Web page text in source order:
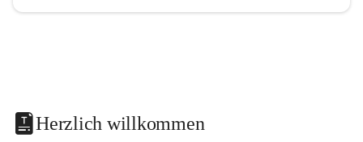
Herzlich willkommen